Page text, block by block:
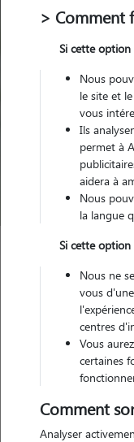
Font-Romeu-
Nos
à Font-
> Comment
Si cette option
Nous
le site et
vous
Ils
permet à
aidera à
Nous
la langue
Si cette option
Nous ne
vous
centres
Vous
certaines
Comment
Analyser